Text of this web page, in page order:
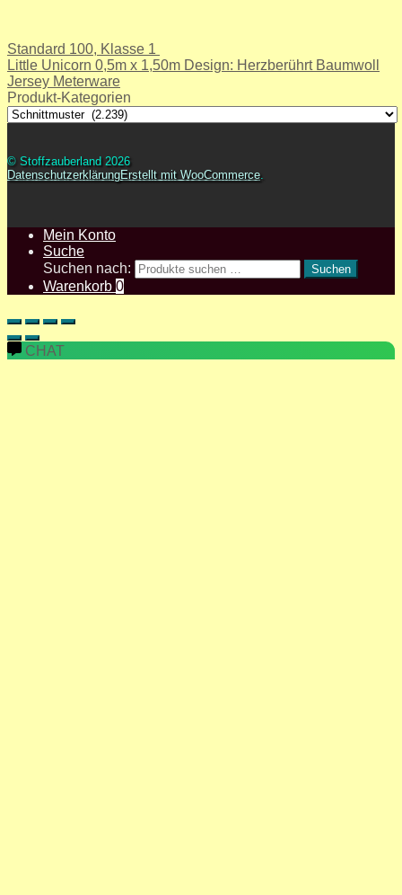
Standard 100, Klasse 1
Little Unicorn 0,5m x 1,50m Design: Herzberührt Baumwoll
Jersey Meterware
Produkt-Kategorien
© Stoffzauberland 2026
DatenschutzerklärungErstellt mit WooCommerce
Mein Konto
Suche
Suchen nach:
Suchen
Warenkorb 0
CHAT